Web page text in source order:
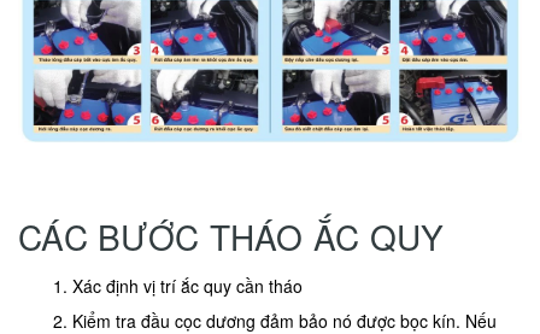
CÁC BƯỚC THÁO ẮC QUY
Xác định vị trí ắc quy cần tháo
Kiểm tra đầu cọc dương đảm bảo nó được bọc kín. Nếu